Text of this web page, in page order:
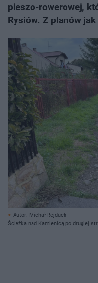
pieszo-rowerowej,
Rysiów. Z planów
Autor: Michał Rejduch
Ścieżka nad Kamienicą po drugiej